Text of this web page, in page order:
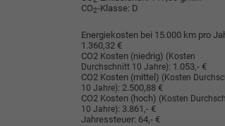
CO2-Klasse: D
Energiekosten bei 15.000 km pro
1.360,32 €
CO2 Kosten (niedrig) (Kosten
Durchschnitt 10 Jahre): 1.053,- €
CO2 Kosten (mittel) (Kosten
10 Jahre): 2.500,88 €
CO2 Kosten (hoch) (Kosten
10 Jahre): 3.861,- €
Jahressteuer: 64,- €